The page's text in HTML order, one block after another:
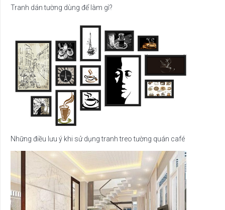
Tranh dán tường dùng để làm gì?
Những điều lưu ý khi sử dụng tranh treo tường quán café